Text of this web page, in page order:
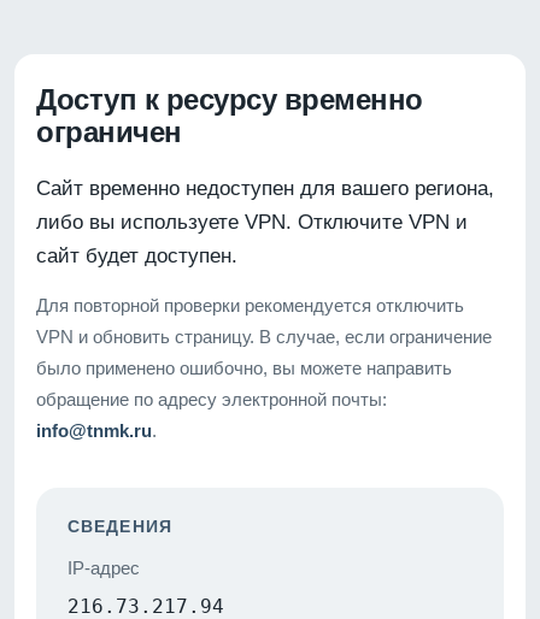
Доступ к ресурсу временно
ограничен
Сайт временно недоступен для вашего региона,
либо вы используете VPN. Отключите VPN и
сайт будет доступен.
Для повторной проверки рекомендуется отключить
VPN и обновить страницу. В случае, если ограничение
было применено ошибочно, вы можете направить
обращение по адресу электронной почты:
info@tnmk.ru.
СВЕДЕНИЯ
IP-адрес
216.73.217.94